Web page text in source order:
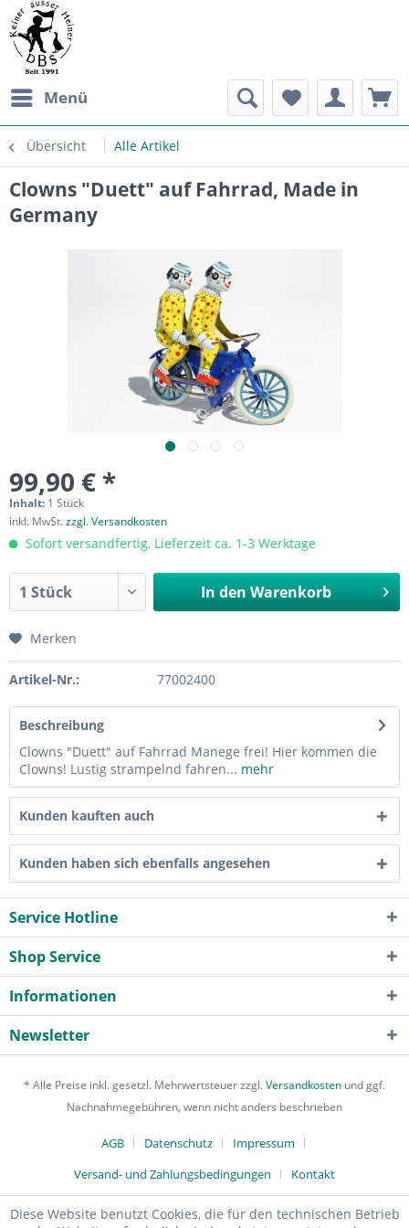
Menü
Übersicht Alle Artikel
Clowns "Duett" auf Fahrrad, Made in
Germany
99,90 € *
Inhalt: 1 Stück
inkl. MwSt.zzgl. Versandkosten
Sofort versandfertig, Lieferzeit ca. 1-3 Werktage
In den Warenkorb
Merken
Artikel-Nr.: 77002400
Beschreibung
Clowns "Duett" auf Fahrrad Manege frei! Hier kommen die
Clowns! Lustig strampelnd fahren... mehr
Kunden kauften auch
Kunden haben sich ebenfalls angesehen
Service Hotline
Shop Service
Informationen
Newsletter
* Alle Preise inkl. gesetzl. Mehrwertsteuer zzgl.Versandkosten und ggf.
Nachnahmegebühren, wenn nicht anders beschrieben
AGB Datenschutz
Impressum
Versand- und Zahlungsbedingungen
Kontakt
Diese Website benutzt Cookies, die für den technischen Betrieb